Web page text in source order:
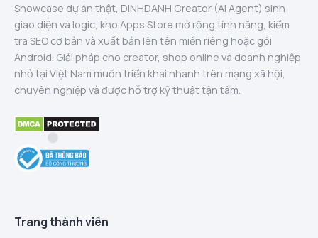
Showcase dự án thật, DINHDANH Creator (AI Agent) sinh
giao diện và logic, kho Apps Store mở rộng tính năng, kiểm
tra SEO cơ bản và xuất bản lên tên miền riêng hoặc gói
Android. Giải pháp cho creator, shop online và doanh nghiệp
nhỏ tại Việt Nam muốn triển khai nhanh trên mạng xã hội,
chuyên nghiệp và được hỗ trợ kỹ thuật tận tâm.
Trang thành viên